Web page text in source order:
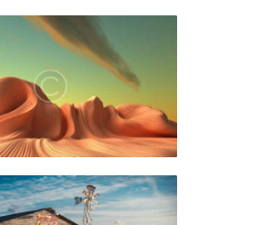
febrero 22, 2019